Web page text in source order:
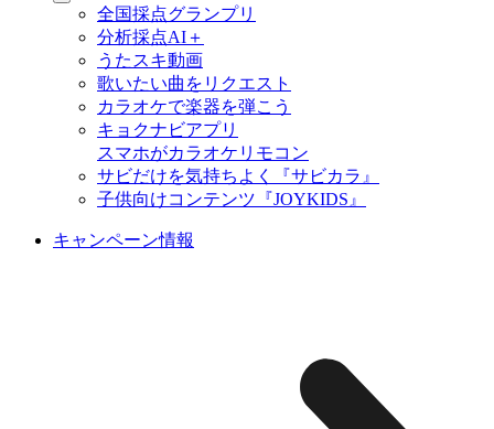
全国採点グランプリ
分析採点AI＋
うたスキ動画
歌いたい曲をリクエスト
カラオケで楽器を弾こう
キョクナビアプリ
スマホがカラオケリモコン
サビだけを気持ちよく『サビカラ』
子供向けコンテンツ『JOYKIDS』
キャンペーン情報